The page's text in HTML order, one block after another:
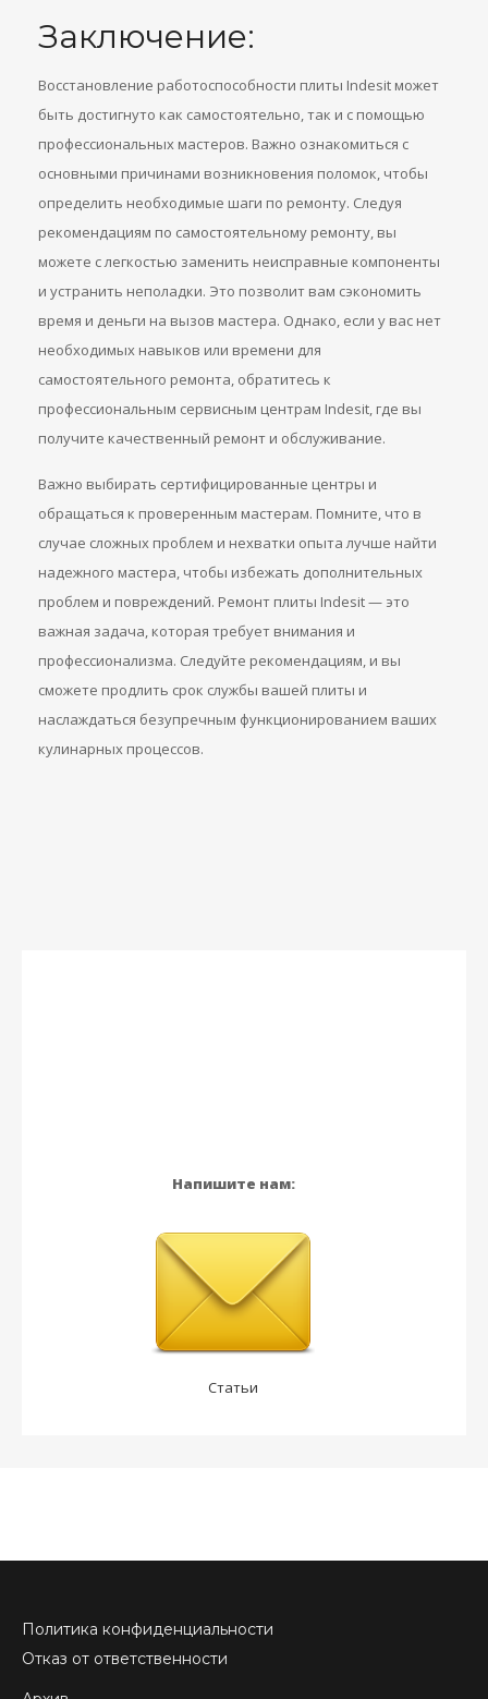
Заключение:
Восстановление работоспособности плиты Indesit может
быть достигнуто как самостоятельно, так и с помощью
профессиональных мастеров. Важно ознакомиться с
основными причинами возникновения поломок, чтобы
определить необходимые шаги по ремонту. Следуя
рекомендациям по самостоятельному ремонту, вы
можете с легкостью заменить неисправные компоненты
и устранить неполадки. Это позволит вам сэкономить
время и деньги на вызов мастера. Однако, если у вас нет
необходимых навыков или времени для
самостоятельного ремонта, обратитесь к
профессиональным сервисным центрам Indesit, где вы
получите качественный ремонт и обслуживание.
Важно выбирать сертифицированные центры и
обращаться к проверенным мастерам. Помните, что в
случае сложных проблем и нехватки опыта лучше найти
надежного мастера, чтобы избежать дополнительных
проблем и повреждений. Ремонт плиты Indesit — это
важная задача, которая требует внимания и
профессионализма. Следуйте рекомендациям, и вы
сможете продлить срок службы вашей плиты и
наслаждаться безупречным функционированием ваших
кулинарных процессов.
Напишите нам:
Статьи
Политика конфиденциальности
Отказ от ответственности